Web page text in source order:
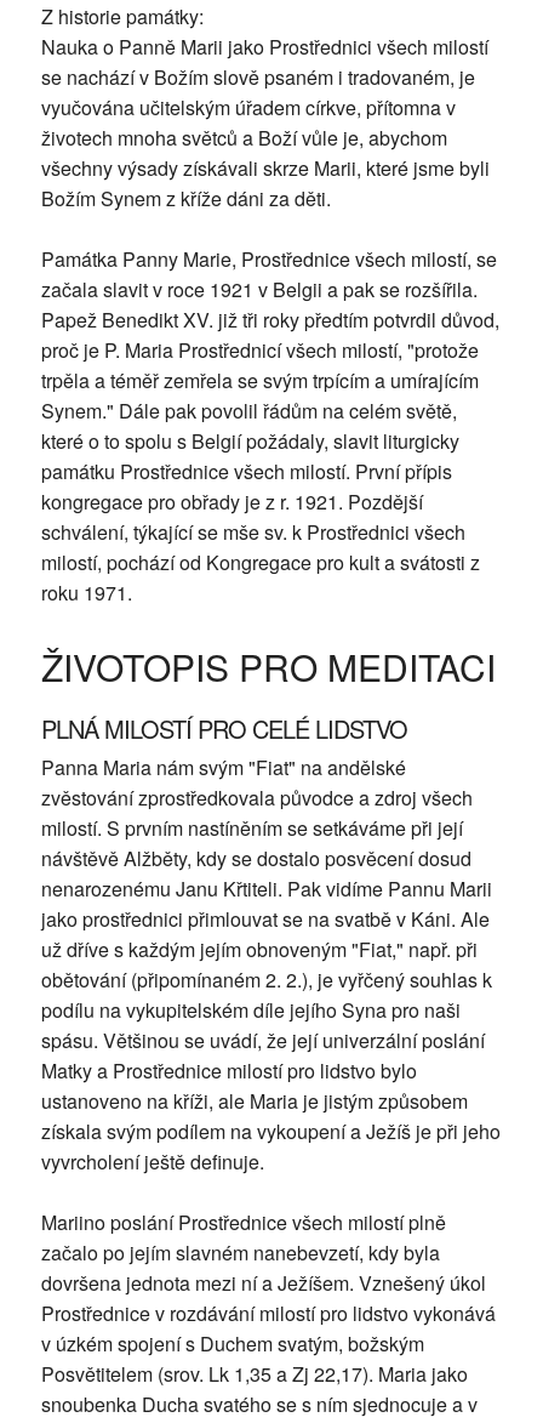
Z historie památky:
Nauka o Panně Marii jako Prostřednici všech milostí
se nachází v Božím slově psaném i tradovaném, je
vyučována učitelským úřadem církve, přítomna v
životech mnoha světců a Boží vůle je, abychom
všechny výsady získávali skrze Marii, které jsme byli
Božím Synem z kříže dáni za děti.
Památka Panny Marie, Prostřednice všech milostí, se
začala slavit v roce 1921 v Belgii a pak se rozšířila.
Papež Benedikt XV. již tři roky předtím potvrdil důvod,
proč je P. Maria Prostřednicí všech milostí, "protože
trpěla a téměř zemřela se svým trpícím a umírajícím
Synem." Dále pak povolil řádům na celém světě,
které o to spolu s Belgií požádaly, slavit liturgicky
památku Prostřednice všech milostí. První přípis
kongregace pro obřady je z r. 1921. Pozdější
schválení, týkající se mše sv. k Prostřednici všech
milostí, pochází od Kongregace pro kult a svátosti z
roku 1971.
ŽIVOTOPIS PRO MEDITACI
PLNÁ MILOSTÍ PRO CELÉ LIDSTVO
Panna Maria nám svým "Fiat" na andělské
zvěstování zprostředkovala původce a zdroj všech
milostí. S prvním nastíněním se setkáváme při její
návštěvě Alžběty, kdy se dostalo posvěcení dosud
nenarozenému Janu Křtiteli. Pak vidíme Pannu Marii
jako prostřednici přimlouvat se na svatbě v Káni. Ale
už dříve s každým jejím obnoveným "Fiat," např. při
obětování (připomínaném 2. 2.), je vyřčený souhlas k
podílu na vykupitelském díle jejího Syna pro naši
spásu. Většinou se uvádí, že její univerzální poslání
Matky a Prostřednice milostí pro lidstvo bylo
ustanoveno na kříži, ale Maria je jistým způsobem
získala svým podílem na vykoupení a Ježíš je při jeho
vyvrcholení ještě definuje.
Mariino poslání Prostřednice všech milostí plně
začalo po jejím slavném nanebevzetí, kdy byla
dovršena jednota mezi ní a Ježíšem. Vznešený úkol
Prostřednice v rozdávání milostí pro lidstvo vykonává
v úzkém spojení s Duchem svatým, božským
Posvětitelem (srov. Lk 1,35 a Zj 22,17). Maria jako
snoubenka Ducha svatého se s ním sjednocuje a v